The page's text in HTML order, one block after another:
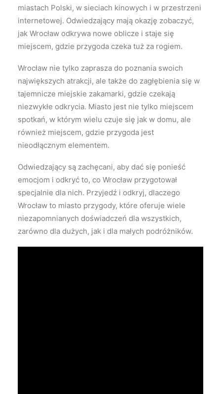
miastach Polski, w sieciach kinowych i w przestrzeni
internetowej. Odwiedzający mają okazję zobaczyć,
jak Wrocław odkrywa nowe oblicze i staje się
miejscem, gdzie przygoda czeka tuż za rogiem.
Wrocław nie tylko zaprasza do poznania swoich
największych atrakcji, ale także do zagłębienia się w
tajemnicze miejskie zakamarki, gdzie czekają
niezwykłe odkrycia. Miasto jest nie tylko miejscem
spotkań, w którym wielu czuje się jak w domu, ale
również miejscem, gdzie przygoda jest
nieodłącznym elementem.
Odwiedzający są zachęcani, aby dać się ponieść
emocjom i odkryć to, co Wrocław przygotował
specjalnie dla nich. Przyjedź i odkryj, dlaczego
Wrocław to miasto przygody, które oferuje wiele
niezapomnianych doświadczeń dla wszystkich,
zarówno dla dużych, jak i dla małych podróżników.